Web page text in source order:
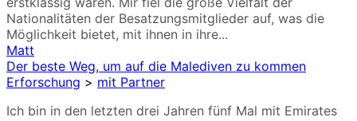
Nationalitäten der Besatzungsmitglieder auf, was die
Möglichkeit bietet, mit ihnen in ihre...
Matt
Der beste Weg, um auf die Malediven zu kommen
Erforschung > mit Partner
Ich bin in den letzten drei Jahren fünf Mal mit Emirates